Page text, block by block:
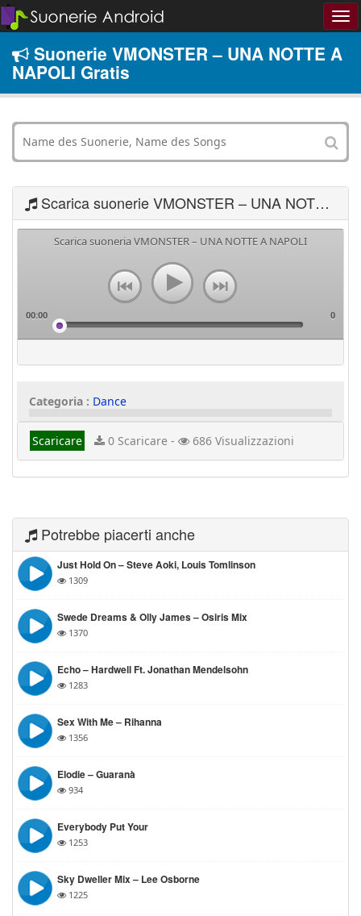
Suonerie VMONSTER – UNA NOTTE A
NAPOLI Gratis
Scarica suonerie VMONSTER – UNA NOTTE A NAPOLI
Scarica suoneria VMONSTER – UNA NOTTE A NAPOLI
00:00 0
Categoria : Dance
Scaricare 0 Scaricare - 686 Visualizzazioni
Potrebbe piacerti anche
Just Hold On – Steve Aoki, Louis Tomlinson
1309
Swede Dreams & Olly James – Osiris Mix
1370
Echo – Hardwell Ft. Jonathan Mendelsohn
1283
Sex With Me – Rihanna
1356
Elodie – Guaranà
934
Everybody Put Your
1253
Sky Dweller Mix – Lee Osborne
1225